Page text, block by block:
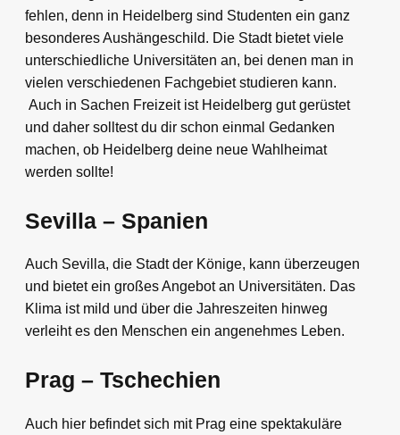
fehlen, denn in Heidelberg sind Studenten ein ganz
besonderes Aushängeschild. Die Stadt bietet viele
unterschiedliche Universitäten an, bei denen man in
vielen verschiedenen Fachgebiet studieren kann.
Auch in Sachen Freizeit ist Heidelberg gut gerüstet
und daher solltest du dir schon einmal Gedanken
machen, ob Heidelberg deine neue Wahlheimat
werden sollte!
Sevilla – Spanien
Auch Sevilla, die Stadt der Könige, kann überzeugen
und bietet ein großes Angebot an Universitäten. Das
Klima ist mild und über die Jahreszeiten hinweg
verleiht es den Menschen ein angenehmes Leben.
Prag – Tschechien
Auch hier befindet sich mit Prag eine spektakuläre